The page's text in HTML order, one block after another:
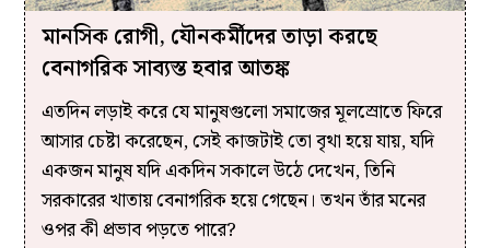
মানসিক রোগী, যৌনকর্মীদের তাড়া করছে
বেনাগরিক সাব্যস্ত হবার আতঙ্ক
এতদিন লড়াই করে যে মানুষগুলো সমাজের মূলস্রোতে ফিরে
আসার চেষ্টা করেছেন, সেই কাজটাই তো বৃথা হয়ে যায়, যদি
একজন মানুষ যদি একদিন সকালে উঠে দেখেন, তিনি
সরকারের খাতায় বেনাগরিক হয়ে গেছেন। তখন তাঁর মনের
ওপর কী প্রভাব পড়তে পারে?